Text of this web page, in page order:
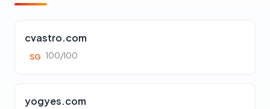
cvastro.com
SG 100/100
yogyes.com